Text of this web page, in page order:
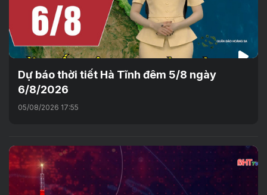
Dự báo thời tiết Hà Tĩnh đêm 5/8 ngày
6/8/2026
05/08/2026 17:55